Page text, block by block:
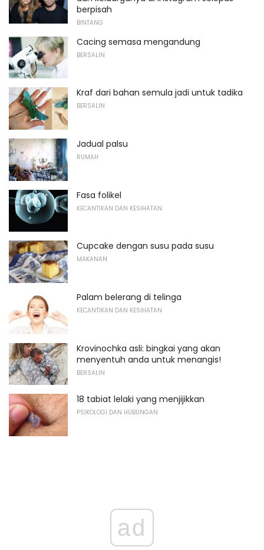
berpisah
BINTANG
Cacing semasa mengandung
BERSALIN
Kraf dari bahan semula jadi untuk tadika
BERSALIN
Jadual palsu
RUMAH
Fasa folikel
KECANTIKAN DAN KESIHATAN
Cupcake dengan susu pada susu
MAKANAN
Palam belerang di telinga
KECANTIKAN DAN KESIHATAN
Krovinochka asli: bingkai yang akan
menyentuh anda untuk menangis!
BERSALIN
18 tabiat lelaki yang menjijikkan
PSIKOLOGI DAN HUBUNGAN
ad